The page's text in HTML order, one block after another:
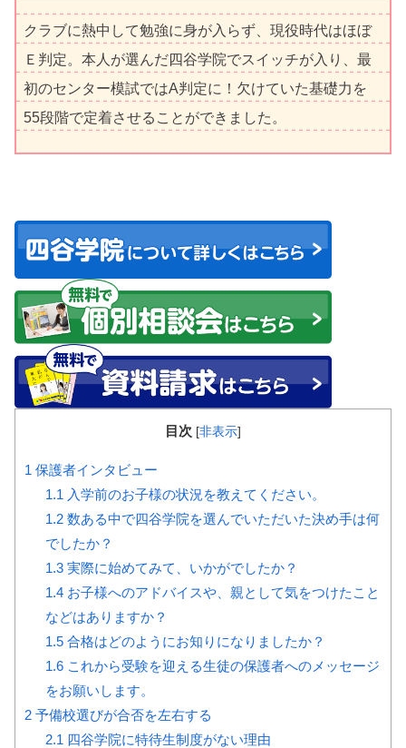
クラブに熱中して勉強に身が入らず、現役時代はほぼ
Ｅ判定。本人が選んだ四谷学院でスイッチが入り、最
初のセンター模試ではA判定に！欠けていた基礎力を
55段階で定着させることができました。
目次 [非表示]
1 保護者インタビュー
1.1 入学前のお子様の状況を教えてください。
1.2数ある中で四谷学院を選んでいただいた決め手は何
でしたか？
1.3実際に始めてみて、いかがでしたか？
1.4お子様へのアドバイスや、親として気をつけたこと
などはありますか？
1.5合格はどのようにお知りになりましたか？
1.6これから受験を迎える生徒の保護者へのメッセージ
をお願いします。
2 予備校選びが合否を左右する
2.1 四谷学院に特待生制度がない理由